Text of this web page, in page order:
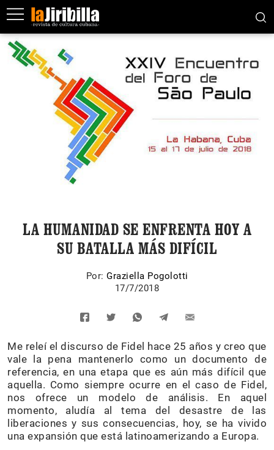
LA HUMANIDAD SE ENFRENTA HOY A
SU BATALLA MÁS DIFÍCIL
Por: Graziella Pogolotti
17/7/2018
Me releí el discurso de Fidel hace 25 años y creo que
vale la pena mantenerlo como un documento de
referencia, en una etapa que es aún más difícil que
aquella. Como siempre ocurre en el caso de Fidel,
nos ofrece un modelo de análisis. En aquel
momento, aludía al tema del desastre de las
liberaciones y sus consecuencias, hoy, se ha vivido
una expansión que está latinoamerizando a Europa.